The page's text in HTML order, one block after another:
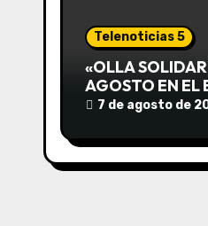
e
e
Telenoticias 5
«OLLA
AGOSTO EN EL
DESDE LAS 13 HS
7 de agosto de